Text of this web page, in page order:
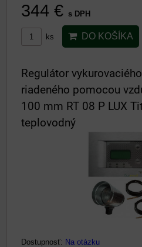
344 € s DPH
ks DO KOŠÍKA
Regulátor
riadeného pomocou
100 mm RT 08 P LUX
teplovodný
Dostupnosť: Na otázku